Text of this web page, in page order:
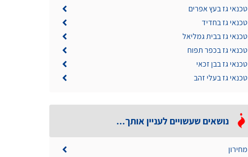
טכנאי גז בעץ אפרים
טכנאי גז בחדיד
טכנאי גז בבית גמליאל
טכנאי גז בכפר תפוח
טכנאי גז בבן זכאי
טכנאי גז בעלי זהב
נושאים שעשויים לעניין אותך...
מחירון